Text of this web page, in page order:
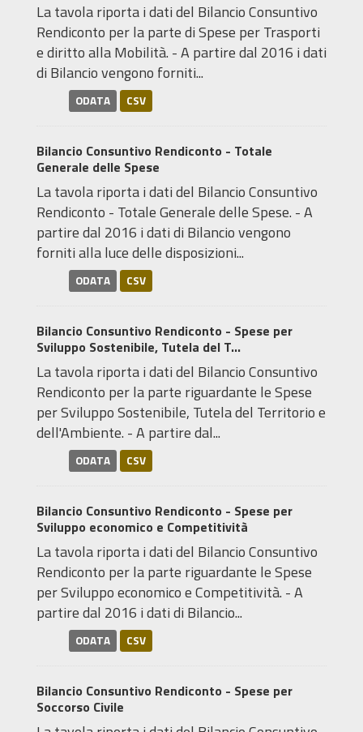
La tavola riporta i dati del Bilancio Consuntivo
Rendiconto per la parte di Spese per Trasporti
e diritto alla Mobilità. - A partire dal 2016 i dati
di Bilancio vengono forniti...
ODATA CSV
Bilancio Consuntivo Rendiconto - Totale
Generale delle Spese
La tavola riporta i dati del Bilancio Consuntivo
Rendiconto - Totale Generale delle Spese. - A
partire dal 2016 i dati di Bilancio vengono
forniti alla luce delle disposizioni...
ODATA CSV
Bilancio Consuntivo Rendiconto - Spese per
Sviluppo Sostenibile, Tutela del T...
La tavola riporta i dati del Bilancio Consuntivo
Rendiconto per la parte riguardante le Spese
per Sviluppo Sostenibile, Tutela del Territorio e
dell'Ambiente. - A partire dal...
ODATA CSV
Bilancio Consuntivo Rendiconto - Spese per
Sviluppo economico e Competitività
La tavola riporta i dati del Bilancio Consuntivo
Rendiconto per la parte riguardante le Spese
per Sviluppo economico e Competitività. - A
partire dal 2016 i dati di Bilancio...
ODATA CSV
Bilancio Consuntivo Rendiconto - Spese per
Soccorso Civile